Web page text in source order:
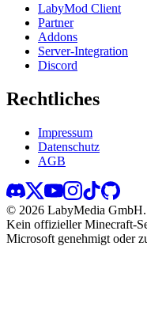
LabyMod Client
Partner
Addons
Server-Integration
Discord
Rechtliches
Impressum
Datenschutz
AGB
© 2026 LabyMedia GmbH.
Kein offizieller Minecraft-
Microsoft genehmigt oder